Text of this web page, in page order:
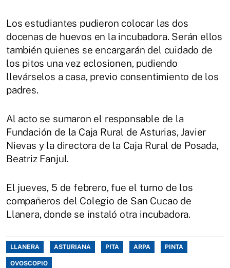
Los estudiantes pudieron colocar las dos
docenas de huevos en la incubadora. Serán ellos
también quienes se encargarán del cuidado de
los pitos una vez eclosionen, pudiendo
llevárselos a casa, previo consentimiento de los
padres.
Al acto se sumaron el responsable de la
Fundación de la Caja Rural de Asturias, Javier
Nievas y la directora de la Caja Rural de Posada,
Beatriz Fanjul.
El jueves, 5 de febrero, fue el turno de los
compañeros del Colegio de San Cucao de
Llanera, donde se instaló otra incubadora.
LLANERA ASTURIANA PITA ARPA PINTA
OVOSCOPIO